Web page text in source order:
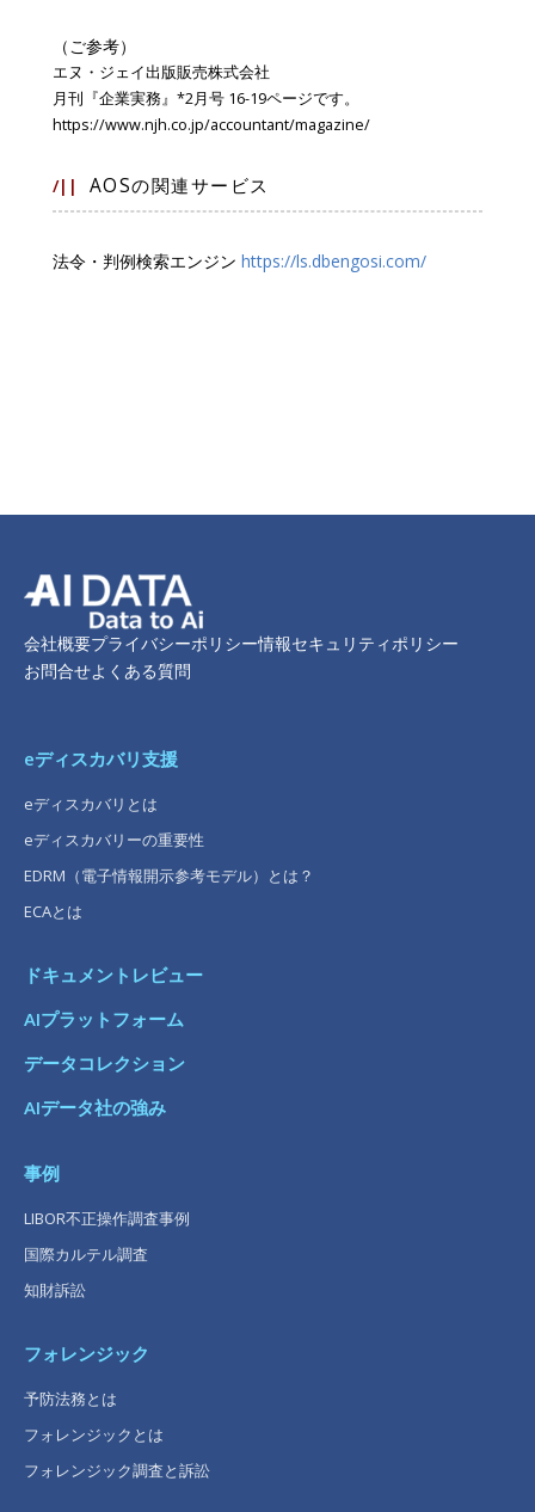
（ご参考）
エヌ・ジェイ出版販売株式会社
月刊『企業実務』*2月号 16-19ページです。
https://www.njh.co.jp/accountant/magazine/
/|| AOSの関連サービス
法令・判例検索エンジン https://ls.dbengosi.com/
会社概要プライバシーポリシー情報セキュリティポリシー
お問合せよくある質問
eディスカバリ支援
eディスカバリとは
eディスカバリーの重要性
EDRM（電子情報開示参考モデル）とは？
ECAとは
ドキュメントレビュー
AIプラットフォーム
データコレクション
AIデータ社の強み
事例
LIBOR不正操作調査事例
国際カルテル調査
知財訴訟
フォレンジック
予防法務とは
フォレンジックとは
フォレンジック調査と訴訟